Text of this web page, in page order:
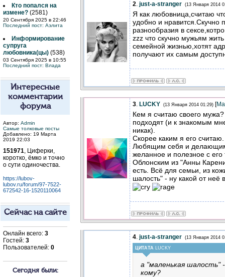
Кто попался на
измене? (2581)
20 Сентября 2025 в 22:46
Последний пост: Аэлита
Информирование
супруга
любовника(цы) (538)
03 Сентября 2025 в 10:55
Последний пост: Влада
Интересные
комментарии
форума
Автор: Admin
Самые толковые посты
Добавлено: 19 Марта
2019 22:03
151971, Циферки,
коротко, ёмко и точно
о сути одиночества.
https://lubov-
lubov.ru/forum/97-7522-
672542-16-1520110064
Сейчас на сайте
Онлайн всего: 3
Гостей: 3
Пользователей: 0
Сегодня были:
2. just-a-stranger (13 Января 2014
Я как любовница,считаю
удобно и нравится.Скучно
разнообразия в
zzz что скучно мужьям
семейной жизнью,хотят
получают их самым
3. LUCKY (13 Января 2014 01:29) [
Кем я считаю своего
подходят (и к знакомым
никак).
Скорее каким я его считаю.
Любящим себя и
желанное и полезное с его
Облонским из "Анны
есть. Всё для семьи, из
шалость" - ну какой от неё
4. just-a-stranger (13 Января 2014
ЦИТАТА LUCKY
а "маленькая шалость"
кому?